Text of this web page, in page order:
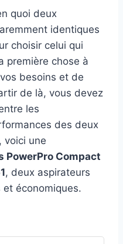
quoi deux
identiques
choisir celui qui
première chose à
besoins et de
de là, vous devez
les
des deux
voici une
PowerPro Compact
, deux aspirateurs
économiques.